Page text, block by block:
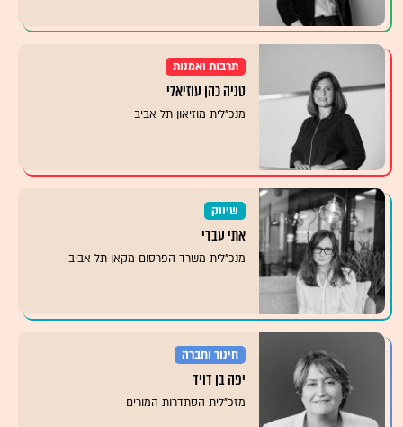
תרבות ואמנות
טניה כהן עוזיאלי
מנכ"לית מוזיאון תל אביב
שיווק
אתי עבדי
מנכ"לית משרד הפרסום מקאן תל אביב
חינוך וחברה
יפה בן דויד
מזכ"לית הסתדרות המורים